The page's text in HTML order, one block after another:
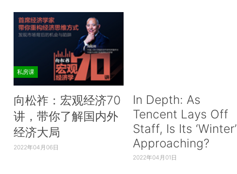
私房课
向松祚：宏观经济70
讲，带你了解国内外
经济大局
2022年04月06日
In Depth: As
Tencent Lays Off
Staff, Is Its ‘Winter’
Approaching?
2022年04月01日